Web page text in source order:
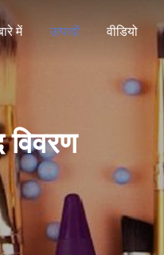
में उत्पादों वीडियो
विवरण